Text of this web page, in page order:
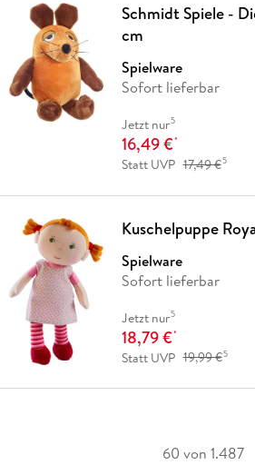
Schmidt Spiele -
cm
Spielware
Sofort lieferbar
Jetzt nur5
16,49 €*
Statt UVP 17,49 €5
Kuschelpuppe
Spielware
Sofort lieferbar
Jetzt nur5
18,79 €*
Statt UVP 19,99 €5
60 von 1.487